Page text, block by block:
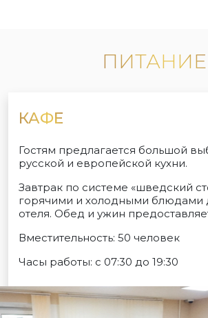
ПИТАНИЕ
КАФЕ
Гостям предлагается большой
русской и европейской кухни.
Завтрак по системе «шведский
горячими и холодными блюдами
отеля. Обед и ужин
Вместительность: 50 человек
Часы работы: с 07:30 до 19:30